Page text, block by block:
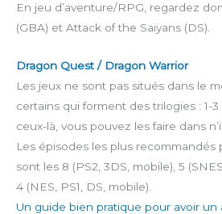
En jeu d’aventure/RPG, regardez
(GBA) et Attack of the Saiyans (DS).
Dragon Quest / Dragon Warrior
Les jeux ne sont pas situés dans le
certains qui forment des trilogies : 1-
ceux-là, vous pouvez les faire dans
Les épisodes les plus recommandés
sont les 8 (PS2, 3DS, mobile), 5
4 (NES, PS1, DS, mobile).
Un guide bien pratique pour avoir un